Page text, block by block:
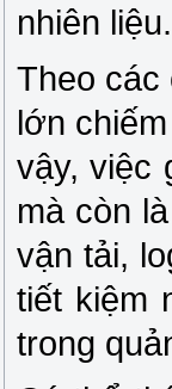
nhiên liệu.
Theo các
lớn
vậy, việc
mà còn
vận tải,
tiết kiệm
trong